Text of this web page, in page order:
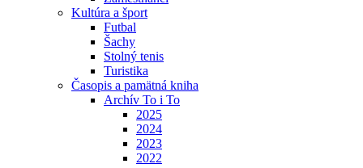
Kultúra a šport
Futbal
Šachy
Stolný tenis
Turistika
Časopis a pamätná kniha
Archív To i To
2025
2024
2023
2022